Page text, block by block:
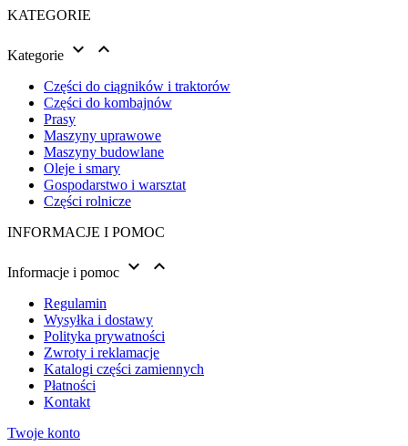
KATEGORIE
Kategorie  
Części do ciągników i traktorów
Części do kombajnów
Prasy
Maszyny uprawowe
Maszyny budowlane
Oleje i smary
Gospodarstwo i warsztat
Części rolnicze
INFORMACJE I POMOC
Informacje i pomoc  
Regulamin
Wysyłka i dostawy
Polityka prywatności
Zwroty i reklamacje
Katalogi części zamiennych
Płatności
Kontakt
Twoje konto